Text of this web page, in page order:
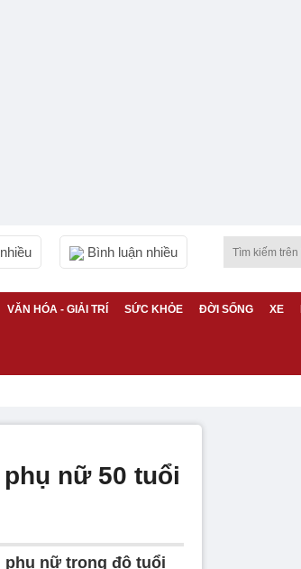
Bình luận nhiều
VĂN HÓA - GIẢI TRÍ SỨC KHỎE ĐỜI SỐNG XE
nữ 50 tuổi
phụ nữ trong độ tuổi